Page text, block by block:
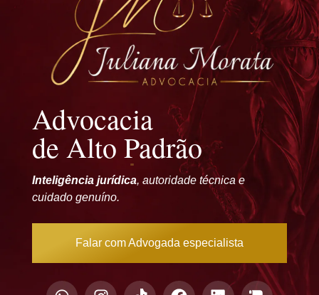
Advocacia
de Alto Padrão
Inteligência jurídica, autoridade técnica e
cuidado genuíno.
Falar com Advogada especialista